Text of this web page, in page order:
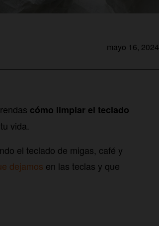
mayo 16, 2024
cómo limpiar el teclado
vida.
el teclado de migas, café y
dejamos en las teclas y que